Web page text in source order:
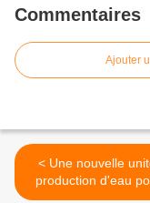
Commentaires
Ajouter
< Une nouvelle unité de
production d'eau
qui allie qualité et